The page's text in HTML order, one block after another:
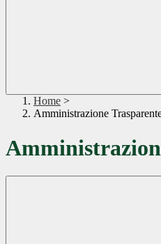
Home >
Amministrazione